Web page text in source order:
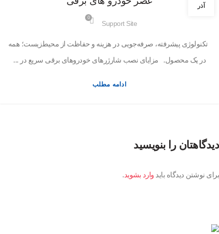
آذر
Support Site
0
تکنولوژی پیشرفته، صرفه‌جویی در هزینه و حفاظت از محیط‌زیست؛ همه
در یک محصول. مزایای نصب شارژرهای خودروهای برقی سریع در ...
ادامه مطلب
دیدگاهتان را بنویسید
برای نوشتن دیدگاه باید وارد بشوید.